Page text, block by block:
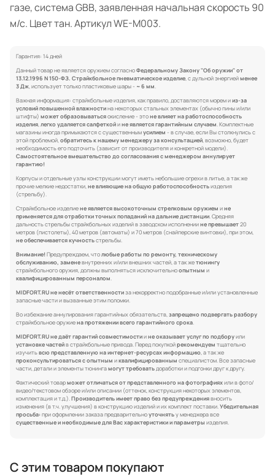
газе, система GBB, заявленная начальная скорость 90
м/с. Цвет тан. Артикул WE-M003.
Гарантия: 14 дней
Данный товар не является оружием согласноФедеральному Закону "Об оружии" от
13.12.1996 N 150-ФЗ. Страйкбольное пневматическое изделие, с дульной энергиейменее
3 Дж, использует только пластиковые шары - ~ 6 мм.
Важная информация: страйкбольные изделия, как правило, доставляются морем ииз-за
условий повышенной влажностина некоторых стальных элементах (обычно пины и/или
штифты) может образовыватьсяокисление - этоне влияет на работоспособность
изделия,легко удаляется салфеткойине является гарантийным случаем. Комплектные
магазины иногда примыкаются с существеннымусилием - в случае, если Вы столкнулись с
этой проблемой,обратитесь к нашему менеджеру за консультацией, возможно, будет
необходимость его подточить (зависит от производителя и конкретной модели).
Самостоятельное вмешательство до согласования с менеджером аннулирует
гарантию!
Корпусы и отдельные узлы конструкции могут иметь небольшие огрехи в литье, а так же
прочие мелкие недостатки,не влияющие на общую работоспособностьизделия
(стрельбу).
Страйкбольное изделиене является высокоточным стрелковым оружием ине
применяется для отработки точных попаданий на дальние дистанции. Средняя
дальность стрельбы страйкбольных изделий в заводском исполнениине превышает20
метров (пистолеты), 40 метров (автоматы) и 70 метров (снайперские винтовки), при этом,
не обеспечивается кучностьстрельбы.
Внимание!Предупреждаем, чтолюбые работы по ремонту, техническому
обслуживанию, заменевнутренних и/или внешних частей, а так жетюнингу
страйкбольного оружия, должны выполняться исключительноопытным и
квалифицированным персоналом.
MIDFORT.RU не несёт ответственностиза некорректно подобранные и/или установленные
запасные части и вызванные этим поломки.
Во избежание аннулирования гарантийных обязательств,запрещено подвергать разбору
страйкбольное оружиена протяжении всего гарантийного срока.
MIDFORT.RU не даёт гарантий совместимостиине оказывает услуг по подборуили
установке частейв страйкбольные привода. Перед покупкойрекомендуем тщательно
изучитьвсю представленную на интернет-ресурсах информацию, а так же
проконсультироваться с опытным иквалифицированным специалистом. Все запасные
части, детали и элементы тюнингамогут требоватьдоработки и подгонки друг к другу.
Фактический товарможет отличаться от представленного на фотографияхили в фото/
видео/текстовом обзоре и/или описании (оттенок, конструкция некоторых элементов,
комплектация и т.д.).Производитель имеет право без предупреждениявносить
изменения (в т.ч. улучшения) в конструкцию изделий и их комплект поставки.Убедительная
просьба: при оформлении заказа предварительноуточнятьу менеджера все
существенные и необходимые для Вас характеристики и параметры изделия.
С этим товаром покупают